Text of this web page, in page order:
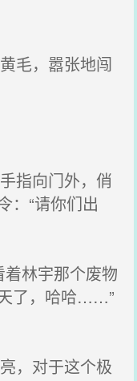
毛，嚣张地闯
指向门外，俏
：“请你们出
林宇那个废物
了，哈哈……”
，对于这个极